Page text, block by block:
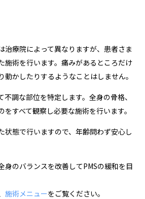
治療院によって異なりますが、患者さま
施術を行います。痛みがあるところだけ
動かしたりするようなことはしません。
調な部位を特定します。全身の骨格、
すべて観察し必要な施術を行います。
状態で行いますので、年齢問わず安心し
身のバランスを改善してPMSの緩和を目
施術メニューをご覧ください。